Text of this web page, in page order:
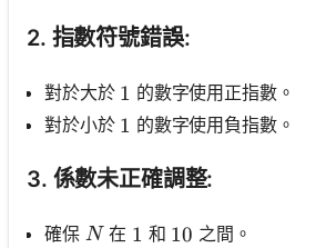
2. 指數符號錯誤:
對於大於 1
1 的數字使用正指數。
對於小於 1
1 的數字使用負指數。
3. 係數未正確調整:
確保 N
N在 1
1 和 10
10 之間。